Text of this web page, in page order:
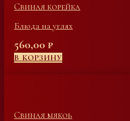
Свиная корейка
Блюда на углях
560,00 ₽
В КОРЗИНУ
Свиная мякоь